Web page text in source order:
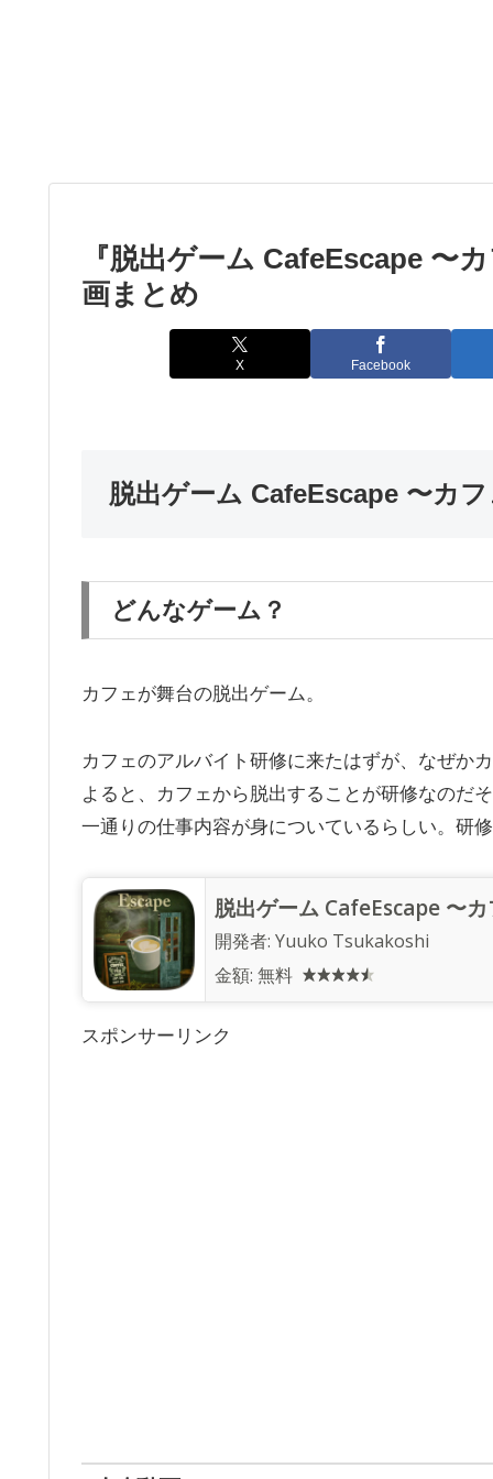
『脱出ゲーム CafeEscape 〜
画まとめ
X Facebook
脱出ゲーム CafeEscape 〜カ
どんなゲーム？
カフェが舞台の脱出ゲーム。
カフェのアルバイト研修に来たはずが、なぜか
よると、カフェから脱出することが研修なのだ
一通りの仕事内容が身についているらしい。研
脱出ゲーム CafeEscape 〜
開発者: Yuuko Tsukakoshi
金額: 無料
スポンサーリンク